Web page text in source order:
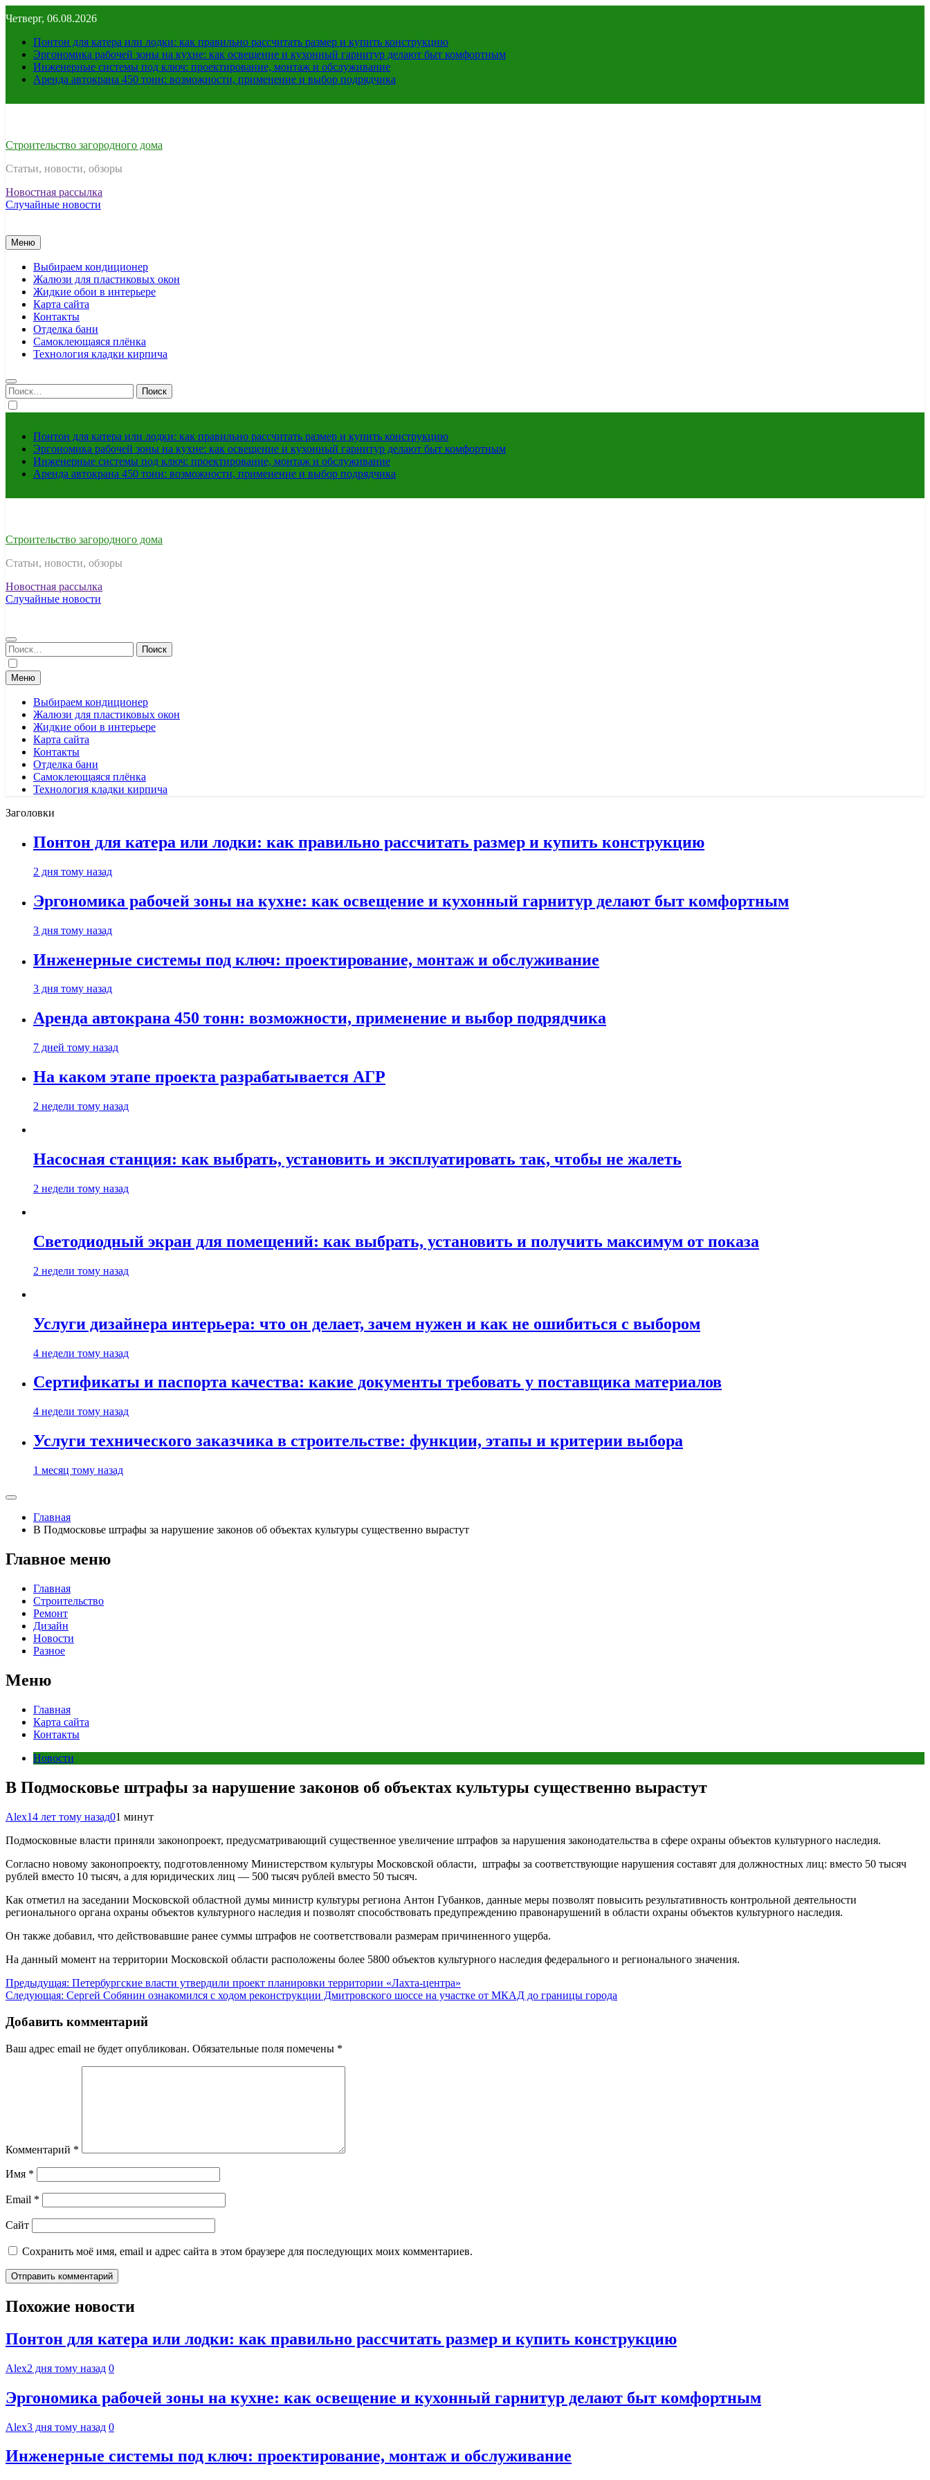
к
содержимому
Четверг, 06.08.2026
Понтон для катера или лодки: как правильно рассчитать размер и купить конструкцию
Эргономика рабочей зоны на кухне: как освещение и кухонный гарнитур делают быт комфортным
Инженерные системы под ключ: проектирование, монтаж и обслуживание
Аренда автокрана 450 тонн: возможности, применение и выбор подрядчика
Строительство загородного дома
Статьи, новости, обзоры
Новостная рассылка
Случайные новости
Меню
Выбираем кондиционер
Жалюзи для пластиковых окон
Жидкие обои в интерьере
Карта сайта
Контакты
Отделка бани
Самоклеющаяся плёнка
Технология кладки кирпича
Найти:
Понтон для катера или лодки: как правильно рассчитать размер и купить конструкцию
Эргономика рабочей зоны на кухне: как освещение и кухонный гарнитур делают быт комфортным
Инженерные системы под ключ: проектирование, монтаж и обслуживание
Аренда автокрана 450 тонн: возможности, применение и выбор подрядчика
Строительство загородного дома
Статьи, новости, обзоры
Новостная рассылка
Случайные новости
Найти:
Меню
Выбираем кондиционер
Жалюзи для пластиковых окон
Жидкие обои в интерьере
Карта сайта
Контакты
Отделка бани
Самоклеющаяся плёнка
Технология кладки кирпича
Заголовки
Понтон для катера или лодки: как правильно рассчитать размер и купить конструкцию
2 дня тому назад
Эргономика рабочей зоны на кухне: как освещение и кухонный гарнитур делают быт комфортным
3 дня тому назад
Инженерные системы под ключ: проектирование, монтаж и обслуживание
3 дня тому назад
Аренда автокрана 450 тонн: возможности, применение и выбор подрядчика
7 дней тому назад
На каком этапе проекта разрабатывается АГР
2 недели тому назад
Насосная станция: как выбрать, установить и эксплуатировать так, чтобы не жалеть
2 недели тому назад
Светодиодный экран для помещений: как выбрать, установить и получить максимум от показа
2 недели тому назад
Услуги дизайнера интерьера: что он делает, зачем нужен и как не ошибиться с выбором
4 недели тому назад
Сертификаты и паспорта качества: какие документы требовать у поставщика материалов
4 недели тому назад
Услуги технического заказчика в строительстве: функции, этапы и критерии выбора
1 месяц тому назад
Главная
В Подмосковье штрафы за нарушение законов об объектах культуры существенно вырастут
Главное меню
Главная
Строительство
Ремонт
Дизайн
Новости
Разное
Меню
Главная
Карта сайта
Контакты
Новости
В Подмосковье штрафы за нарушение законов об объектах культуры существенно вырастут
Alex14 лет тому назад01 минут
Подмосковные власти приняли законопроект, предусматривающий существенное увеличение штрафов за нарушения законодательства в сфере охраны объектов культурного наследия.
Согласно новому законопроекту, подготовленному Министерством культуры Московской области, штрафы за соответствующие нарушения составят для должностных лиц: вместо 50 тысяч
рублей вместо 10 тысяч, а для юридических лиц — 500 тысяч рублей вместо 50 тысяч.
Как отметил на заседании Московской областной думы министр культуры региона Антон Губанков, данные меры позволят повысить результативность контрольной деятельности
регионального органа охраны объектов культурного наследия и позволят способствовать предупреждению правонарушений в области охраны объектов культурного наследия.
Он также добавил, что действовавшие ранее суммы штрафов не соответствовали размерам причиненного ущерба.
На данный момент на территории Московской области расположены более 5800 объектов культурного наследия федерального и регионального значения.
Навигация
по
записям
Предыдущая: Петербургские власти утвердили проект планировки территории «Лахта-центра»
Следующая: Сергей Собянин ознакомился с ходом реконструкции Дмитровского шоссе на участке от МКАД до границы города
Добавить комментарий
Ваш адрес email не будет опубликован. Обязательные поля помечены *
Комментарий *
Имя *
Email *
Сайт
Сохранить моё имя, email и адрес сайта в этом браузере для последующих моих комментариев.
Похожие новости
Понтон для катера или лодки: как правильно рассчитать размер и купить конструкцию
Alex2 дня тому назад 0
Эргономика рабочей зоны на кухне: как освещение и кухонный гарнитур делают быт комфортным
Alex3 дня тому назад 0
Инженерные системы под ключ: проектирование, монтаж и обслуживание